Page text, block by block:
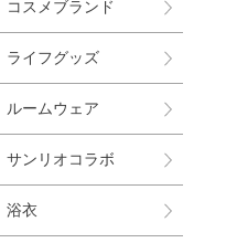
コスメブランド
ライフグッズ
ルームウェア
サンリオコラボ
浴衣